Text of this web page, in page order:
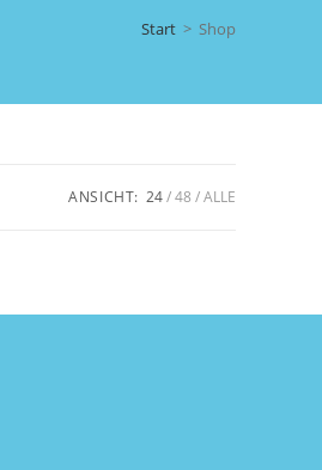
Start > Shop
ANSICHT: 24 48 ALLE